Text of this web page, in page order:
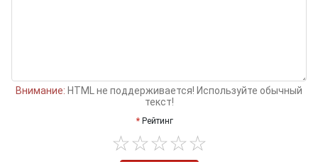
Внимание: HTML не поддерживается! Используйте обычный
текст!
Рейтинг